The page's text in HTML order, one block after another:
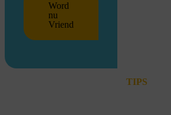
Word
nu
Vriend
TIPS